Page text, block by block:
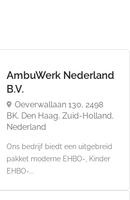
AmbuWerk Nederland
B.V.
Oeverwallaan 130, 2498
BK, Den Haag, Zuid-Holland,
Nederland
Ons bedrijf biedt een uitgebreid
pakket moderne EHBO-, Kinder
EHBO-...